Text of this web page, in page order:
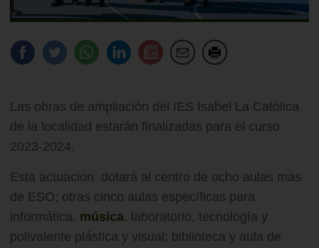
Las obras de ampliación del IES Isabel La Católica
de la localidad estarán finalizadas para el curso
2023-2024.
Esta actuacion dotará al centro de ocho aulas más
de ESO; otras cinco aulas específicas para
informática, música, laboratorio, tecnología y
polivalente plástica y visual; biblioteca y aula de